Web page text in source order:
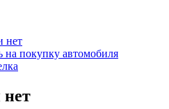
нет
на покупку автомобиля